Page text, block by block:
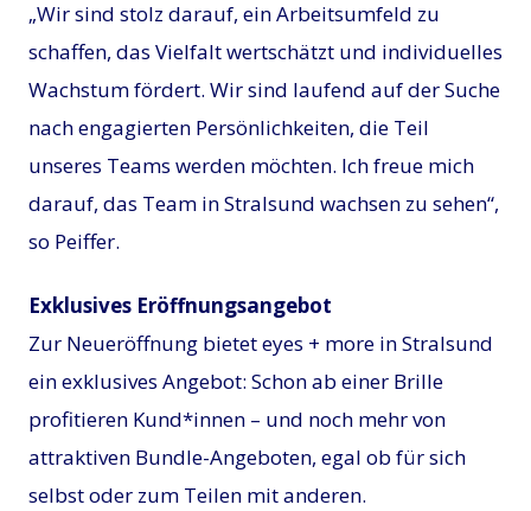
„Wir sind stolz darauf, ein Arbeitsumfeld zu
schaffen, das Vielfalt wertschätzt und individuelles
Wachstum fördert. Wir sind laufend auf der Suche
nach engagierten Persönlichkeiten, die Teil
unseres Teams werden möchten. Ich freue mich
darauf, das Team in Stralsund wachsen zu sehen“,
so Peiffer.
Exklusives Eröffnungsangebot
Zur Neueröffnung bietet eyes + more in Stralsund
ein exklusives Angebot: Schon ab einer Brille
profitieren Kund*innen – und noch mehr von
attraktiven Bundle-Angeboten, egal ob für sich
selbst oder zum Teilen mit anderen.